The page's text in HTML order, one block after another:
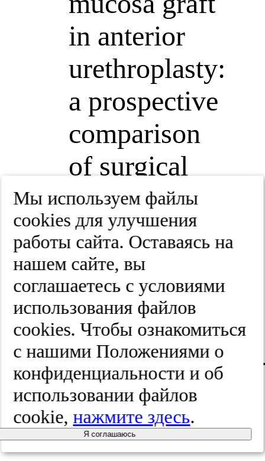
in anterior
urethroplasty:
a prospective
comparison
of surgical
outcome
and donor
site
morbidity.
J Urol.
117.
Pal DK,
Мы используем файлы
cооkies для улучшения
работы сайта. Оставаясь на
нашем сайте, вы
соглашаетесь с условиями
использования файлов
cооkies. Чтобы ознакомиться
с нашими Положениями о
конфиденциальности и об
использовании файлов
cookie,нажмите здесь.
Я соглашаюсь